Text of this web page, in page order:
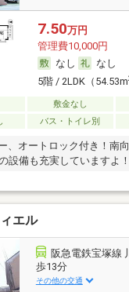
7.50万円
管理費10,000円
なし
なし
5階 / 2LDK（54.53m
敷金なし
バス・トイレ別
、オートロック付き！南
設備も充実していますよ！
エル
阪急電鉄宝塚線
歩13分
その他の交通